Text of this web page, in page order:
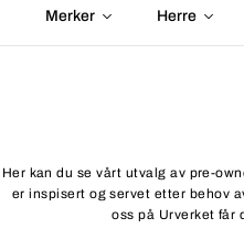
Merker Herre
Her kan du se vårt utvalg av pre-
er inspisert og servet etter behov
oss på Urverket får